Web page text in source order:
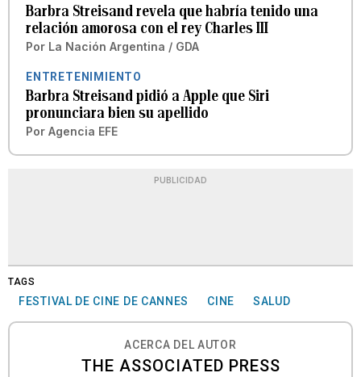
Barbra Streisand revela que habría tenido una
relación amorosa con el rey Charles III
Por La Nación Argentina / GDA
ENTRETENIMIENTO
Barbra Streisand pidió a Apple que Siri
pronunciara bien su apellido
Por Agencia EFE
PUBLICIDAD
TAGS
FESTIVAL DE CINE DE CANNES CINE SALUD
ACERCA DEL AUTOR
THE ASSOCIATED PRESS